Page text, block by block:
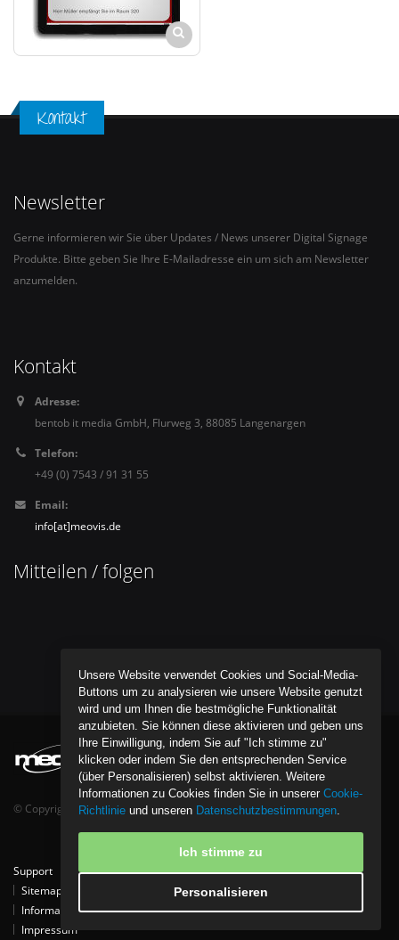
Kontakt
Newsletter
Gerne informieren wir Sie über Updates / News unserer Digital Signage
Produkte. Bitte geben Sie Ihre E-Mailadresse ein um sich am Newsletter
anzumelden.
Kontakt
Adresse:
bentob it media GmbH, Flurweg 3, 88085 Langenargen
Telefon:
+49 (0) 7543 / 91 31 55
Email:
info[at]meovis.de
Mitteilen / folgen
© Copyright bentob it media GmbH - All Rights Reserved.
Support Tipps Kontakt Partner Download
Referenzen
Sitemap
Cookie-Richtlinie
Informationen zur Entsorgung von Elektro- und Elektronikgeräten
Impressum
Unsere Website verwendet Cookies und Social-Media-
Buttons um zu analysieren wie unsere Website genutzt
wird und um Ihnen die bestmögliche Funktionalität
anzubieten. Sie können diese aktivieren und geben uns
Ihre Einwilligung, indem Sie auf "Ich stimme zu"
klicken oder indem Sie den entsprechenden Service
(über Personalisieren) selbst aktivieren. Weitere
Informationen zu Cookies finden Sie in unserer Cookie-
Richtlinie und unseren Datenschutzbestimmungen.
Ich stimme zu
Personalisieren